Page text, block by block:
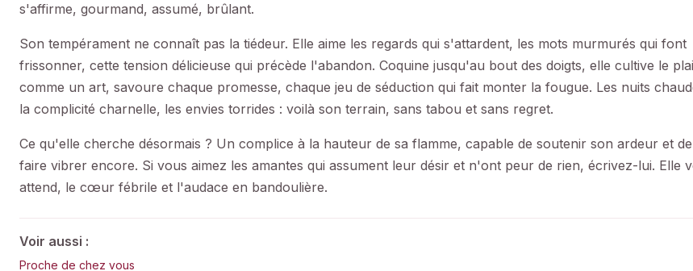
s'affirme, gourmand, assumé, brûlant.
Son tempérament ne connaît pas la tiédeur. Elle aime les regards qui s'attardent, les mots murmurés qui font
frissonner, cette tension délicieuse qui précède l'abandon. Coquine jusqu'au bout des doigts, elle cultive le
comme un art, savoure chaque promesse, chaque jeu de séduction qui fait monter la fougue. Les nuits
la complicité charnelle, les envies torrides : voilà son terrain, sans tabou et sans regret.
Ce qu'elle cherche désormais ? Un complice à la hauteur de sa flamme, capable de soutenir son ardeur et
faire vibrer encore. Si vous aimez les amantes qui assument leur désir et n'ont peur de rien, écrivez-lui. Elle
attend, le cœur fébrile et l'audace en bandoulière.
Voir aussi :
Proche de chez vous